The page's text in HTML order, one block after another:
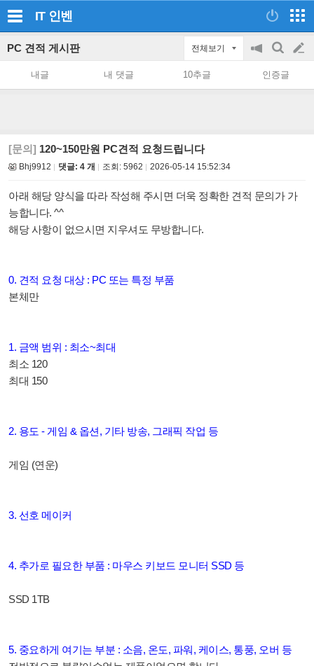
IT 인벤
PC 견적 게시판 전체보기
공
on/off
검
색
글
쓰
내글 내 댓글 10추글 인증글
[문의] 120~150만원 PC견적 요청드립니다
Bhj9912 댓글: 4 개 조회: 5962 2026-05-14 15:52:34
아래 해당 양식을 따라 작성해 주시면 더욱 정확한 견적 문의가 가
능합니다. ^^
해당 사항이 없으시면 지우셔도 무방합니다.
0. 견적 요청 대상 : PC 또는 특정 부품
본체만
1. 금액 범위 : 최소~최대
최소 120
최대 150
2. 용도 - 게임 & 옵션, 기타 방송, 그래픽 작업 등
게임 (연운)
3. 선호 메이커
4. 추가로 필요한 부품 : 마우스 키보드 모니터 SSD 등
SSD 1TB
5. 중요하게 여기는 부분 : 소음, 온도, 파워, 케이스, 통풍, 오버 등